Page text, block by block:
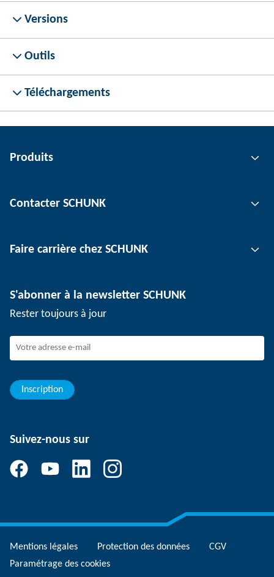
Versions
Outils
Téléchargements
Produits
Technologie d'automatisation
Technologie de serrage de pièce
Contacter SCHUNK
Sites
Événements
Dispositif de signalement SCHUNK
Faire carrière chez SCHUNK
Travailler chez SCHUNK
Jeunes professionnels
Elèves
S'abonner à la newsletter SCHUNK
Rester toujours à jour
Inscription
Suivez-nous sur
Mentions légales Protection des données
CGV
Paramétrage des cookies